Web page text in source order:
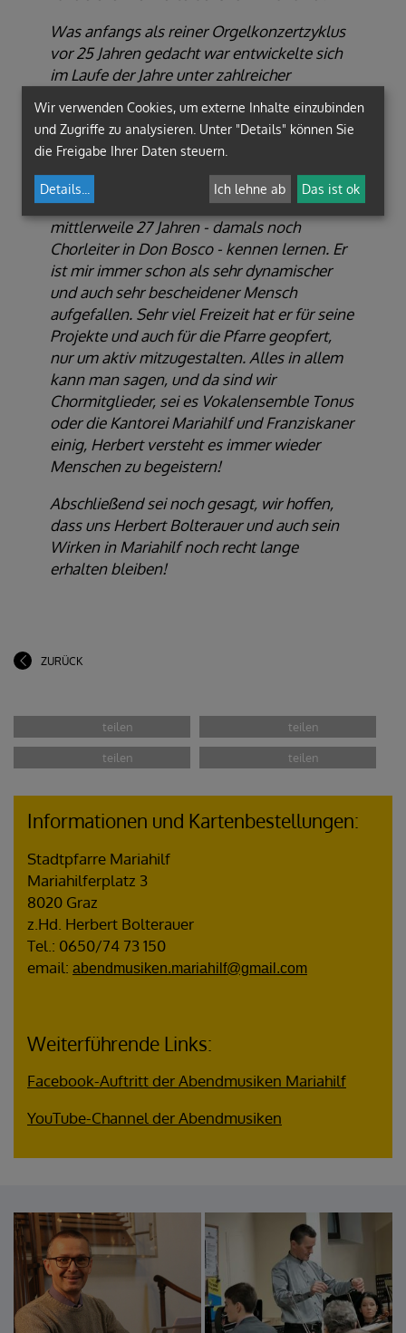
Was anfangs als reiner Orgelkonzertzyklus
vor 25 Jahren gedacht war entwickelte sich
im Laufe der Jahre unter zahlreicher
Musiker zu einem ganzjährigen
Konzertzyklus, den wir heute als
Abendmusiken kennen und der hinreichend
in einer eigenen Broschüre beschrieben ist.
Persönlich konnte ich Herbert schon vor
mittlerweile 27 Jahren - damals noch
Chorleiter in Don Bosco - kennen lernen. Er
ist mir immer schon als sehr dynamischer
und auch sehr bescheidener Mensch
aufgefallen. Sehr viel Freizeit hat er für seine
Projekte und auch für die Pfarre geopfert,
nur um aktiv mitzugestalten. Alles in allem
kann man sagen, und da sind wir
Chormitglieder, sei es Vokalensemble Tonus
oder die Kantorei Mariahilf und Franziskaner
einig, Herbert versteht es immer wieder
Menschen zu begeistern!
Abschließend sei noch gesagt, wir hoffen,
dass uns Herbert Bolterauer und auch sein
Wirken in Mariahilf noch recht lange
erhalten bleiben!
ZURÜCK
Informationen und Kartenbestellungen:
Stadtpfarre Mariahilf
Mariahilferplatz 3
8020 Graz
z.Hd. Herbert Bolterauer
Tel.: 0650/74 73 150
email: abendmusiken.mariahilf@gmail.com
Weiterführende Links:
Facebook-Auftritt der Abendmusiken Mariahilf
YouTube-Channel der Abendmusiken
Wir verwenden Cookies, um externe Inhalte einzubinden
und Zugriffe zu analysieren. Unter "Details" können Sie
die Freigabe Ihrer Daten steuern.
Details Ich lehne ab Das ist ok